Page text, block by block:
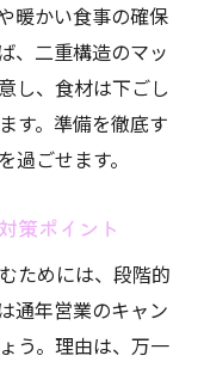
暖かい食事の確保
、二重構造のマッ
し、食材は下ごし
す。準備を徹底す
ごせます。
策ポイント
ためには、段階的
通年営業のキャン
う。理由は、万一